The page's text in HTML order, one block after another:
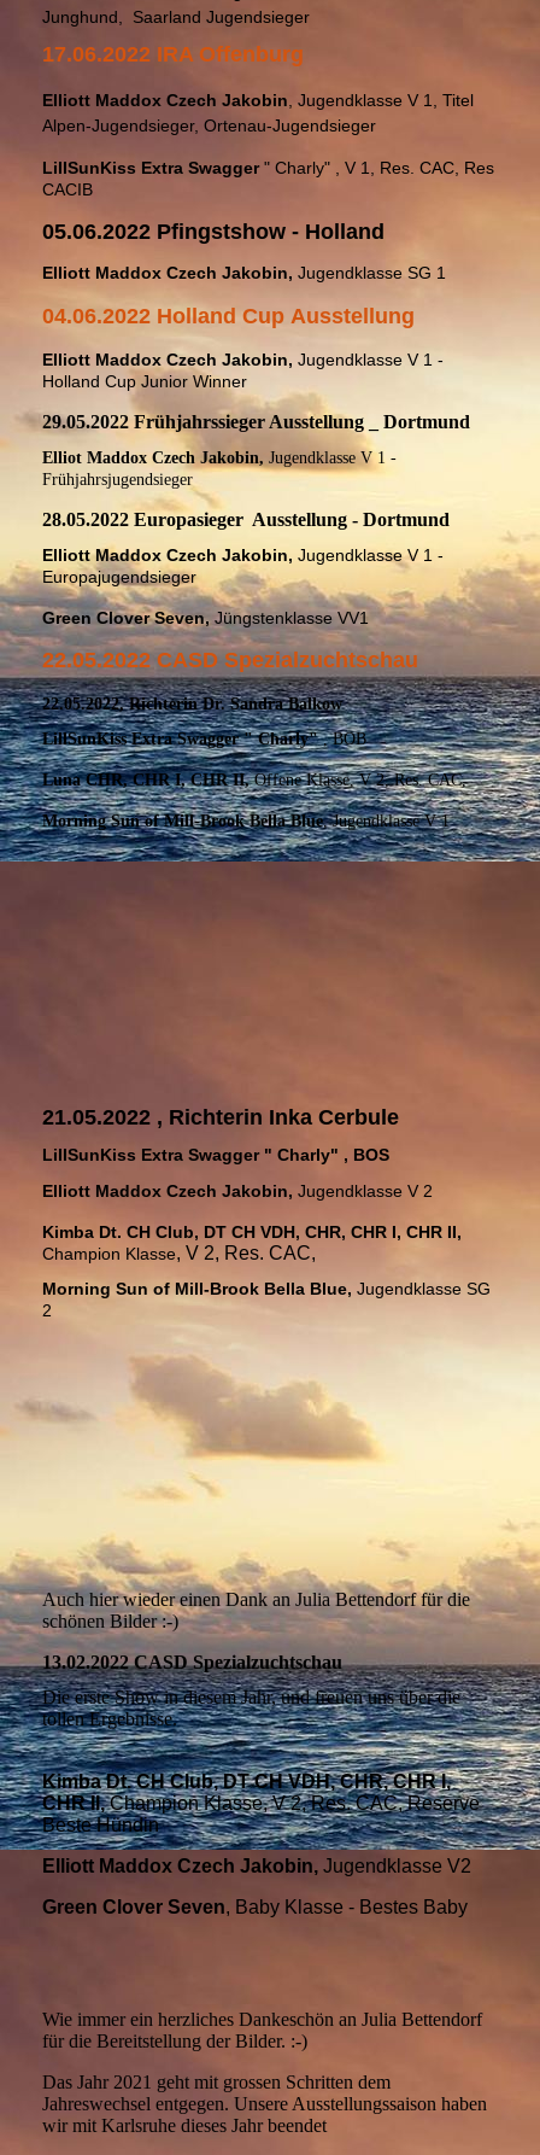
Junghund, Saarland Jugendsieger
17.06.2022 IRA Offenburg
Elliott Maddox Czech Jakobin, Jugendklasse V 1, Titel
Alpen-Jugendsieger, Ortenau-Jugendsieger
LillSunKiss Extra Swagger" Charly" , V 1, Res. CAC, Res
CACIB
05.06.2022 Pfingstshow - Holland
Elliott Maddox Czech Jakobin, Jugendklasse SG 1
04.06.2022 Holland Cup Ausstellung
Elliott Maddox Czech Jakobin, Jugendklasse V 1 -
Holland Cup Junior Winner
29.05.2022 Frühjahrssieger Ausstellung _ Dortmund
Elliot Maddox Czech Jakobin, Jugendklasse V 1 -
Frühjahrsjugendsieger
28.05.2022 Europasieger Ausstellung - Dortmund
Elliott Maddox Czech Jakobin, Jugendklasse V 1 -
Europajugendsieger
Green Clover Seven, Jüngstenklasse VV1
22.05.2022 CASD Spezialzuchtschau
22.05.2022, Richterin Dr. Sandra Balkow
LillSunKiss Extra Swagger " Charly", BOB
Luna CHR, CHR I, CHR II,Offene Klasse, V 2, Res. CAC,
Morning Sun of Mill-Brook Bella Blue, Jugendklasse V 1
21.05.2022 , Richterin Inka Cerbule
LillSunKiss Extra Swagger " Charly" , BOS
Elliott Maddox Czech Jakobin, Jugendklasse V 2
Kimba Dt. CH Club, DT CH VDH, CHR, CHR I, CHR II,
Champion Klasse, V 2, Res. CAC,
Morning Sun of Mill-Brook Bella Blue, Jugendklasse SG
2
Auch hier wieder einen Dank an Julia Bettendorf für die
schönen Bilder :-)
13.02.2022 CASD Spezialzuchtschau
Die erste Show in diesem Jahr, und freuen uns über die
tollen Ergebnisse.
Kimba Dt. CH Club, DT CH VDH, CHR, CHR I,
CHR II,Champion Klasse, V 2, Res. CAC, Reserve
Beste Hündin
Elliott Maddox Czech Jakobin, Jugendklasse V2
Green Clover Seven, Baby Klasse - Bestes Baby
Wie immer ein herzliches Dankeschön an Julia Bettendorf
für die Bereitstellung der Bilder. :-)
Das Jahr 2021 geht mit grossen Schritten dem
Jahreswechsel entgegen. Unsere Ausstellungssaison haben
wir mit Karlsruhe dieses Jahr beendet